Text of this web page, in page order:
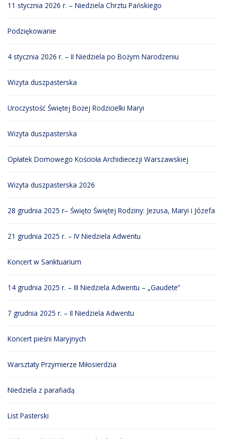
11 stycznia 2026 r. – Niedziela Chrztu Pańskiego
Podziękowanie
4 stycznia 2026 r. – II Niedziela po Bożym Narodzeniu
Wizyta duszpasterska
Uroczystość Świętej Bożej Rodzicielki Maryi
Wizyta duszpasterska
Opłatek Domowego Kościoła Archidiecezji Warszawskiej
Wizyta duszpasterska 2026
28 grudnia 2025 r– Święto Świętej Rodziny: Jezusa, Maryi i Józefa
21 grudnia 2025 r. – IV Niedziela Adwentu
Koncert w Sanktuarium
14 grudnia 2025 r. – III Niedziela Adwentu – „Gaudete”
7 grudnia 2025 r. – II Niedziela Adwentu
Koncert pieśni Maryjnych
Warsztaty Przymierze Miłosierdzia
Niedziela z parafiadą
List Pasterski